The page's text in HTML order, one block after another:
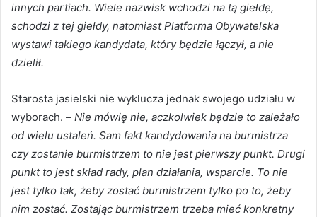
innych partiach. Wiele nazwisk wchodzi na tą giełdę,
schodzi z tej giełdy, natomiast Platforma Obywatelska
wystawi takiego kandydata, który będzie łączył, a nie
dzielił.
Starosta jasielski nie wyklucza jednak swojego udziału w
wyborach. – Nie mówię nie, aczkolwiek będzie to zależało
od wielu ustaleń. Sam fakt kandydowania na burmistrza
czy zostanie burmistrzem to nie jest pierwszy punkt. Drugi
punkt to jest skład rady, plan działania, wsparcie. To nie
jest tylko tak, żeby zostać burmistrzem tylko po to, żeby
nim zostać. Zostając burmistrzem trzeba mieć konkretny